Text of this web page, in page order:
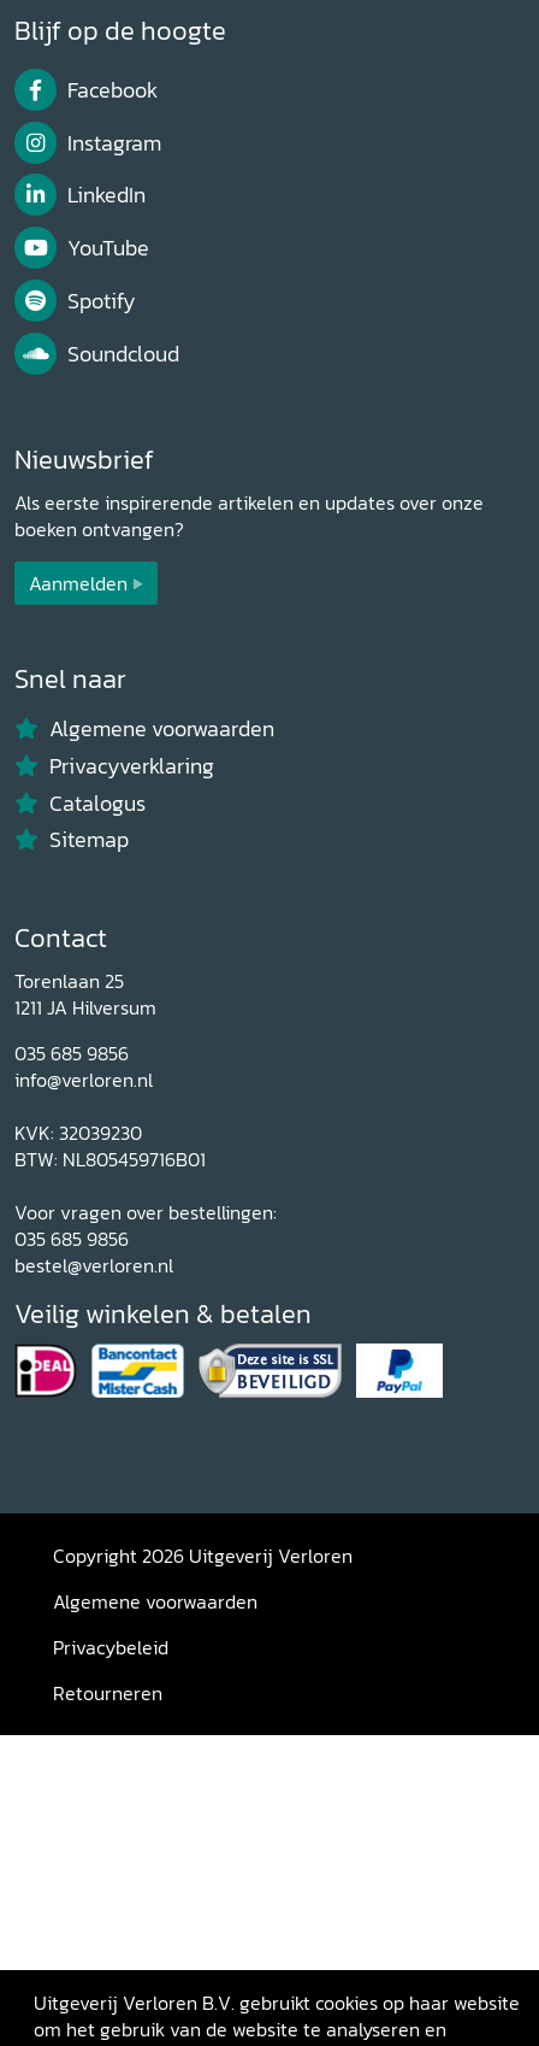
Blijf op de hoogte
Facebook
Instagram
LinkedIn
YouTube
Spotify
Soundcloud
Nieuwsbrief
Als eerste inspirerende artikelen en updates over onze
boeken ontvangen?
Aanmelden
Snel naar
Algemene voorwaarden
Privacyverklaring
Catalogus
Sitemap
Contact
Torenlaan 25
1211 JA Hilversum
035 685 9856
info@verloren.nl
KVK: 32039230
BTW: NL805459716B01
Voor vragen over bestellingen:
035 685 9856
bestel@verloren.nl
Veilig winkelen & betalen
Copyright 2026 Uitgeverij Verloren
Algemene voorwaarden
Privacybeleid
Retourneren
Uitgeverij Verloren B.V. gebruikt cookies op haar website
om het gebruik van de website te analyseren en